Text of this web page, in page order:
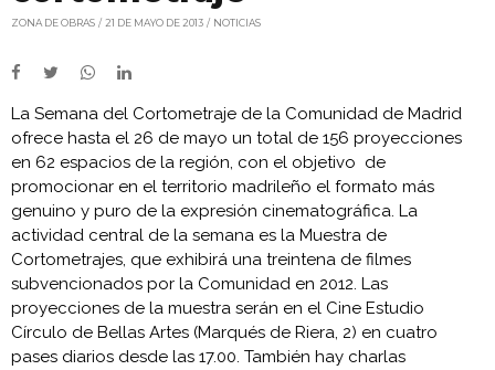
ZONA DE OBRAS 21 DE MAYO DE 2013 NOTICIAS
La Semana del Cortometraje de la Comunidad de Madrid
ofrece hasta el 26 de mayo un total de 156 proyecciones
en 62 espacios de la región, con el objetivo de
promocionar en el territorio madrileño el formato más
genuino y puro de la expresión cinematográfica. La
actividad central de la semana es la Muestra de
Cortometrajes, que exhibirá una treintena de filmes
subvencionados por la Comunidad en 2012. Las
proyecciones de la muestra serán en el Cine Estudio
Círculo de Bellas Artes (Marqués de Riera, 2) en cuatro
pases diarios desde las 17.00. También hay charlas